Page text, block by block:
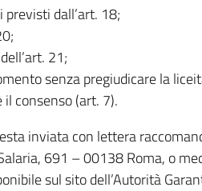
dall’art. 18;
21;
senza pregiudicare la
consenso (art. 7).
inviata con lettera
691 – 00138 Roma, o
sul sito dell’Autorità